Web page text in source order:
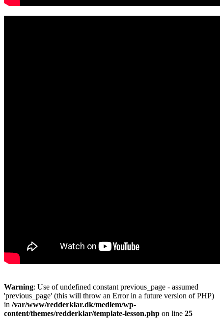
Warning: Use of undefined constant previous_page - assumed
'previous_page' (this will throw an Error in a future version of PHP)
in /var/www/redderklar.dk/medlem/wp-
content/themes/redderklar/template-lesson.php on line 25